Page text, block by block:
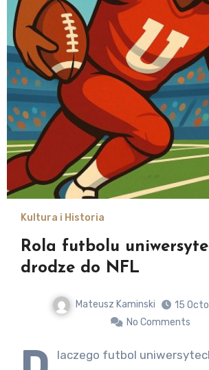
Kultura i Historia
Rola futbolu
drodze do NFL
Mateusz Kaminski
15
No Comments
laczego futbol